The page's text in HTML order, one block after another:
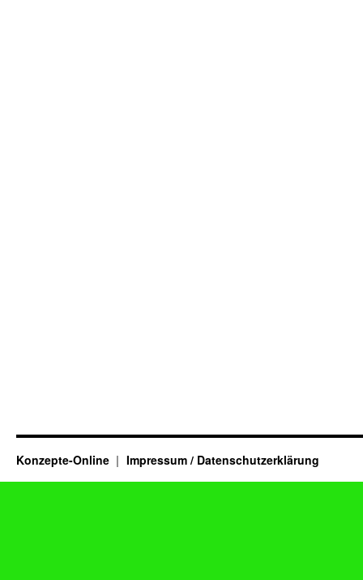
Konzepte-Online Impressum / Datenschutzerklärung